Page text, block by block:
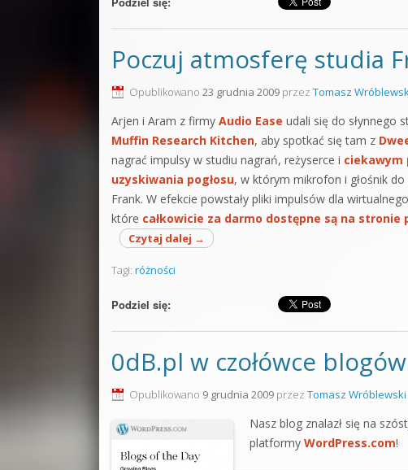
Poczuj atmosferę studia
Opublikowano 23 grudnia 2009 przez Tomasz
Arjen i Aram z firmy Audio Ease udali się do słynnego
Muffin Research Kitchen, aby spotkać się tam z
nagrać impulsy w studiu nagrań, reżyserce i ciekawym
uzyskiwania pogłosu, w którym mikrofon i głośnik
Frank. W efekcie powstały pliki impulsów dla
które całkowicie za darmo dostępne są na stronie
Czytaj dalej →
Tagi: różności
Podziel się:
0dB.pl w czołówce
Opublikowano 9 grudnia 2009 przez Tomasz Wróblewski
Nasz blog znalazł się na
platformy WordPress.com!